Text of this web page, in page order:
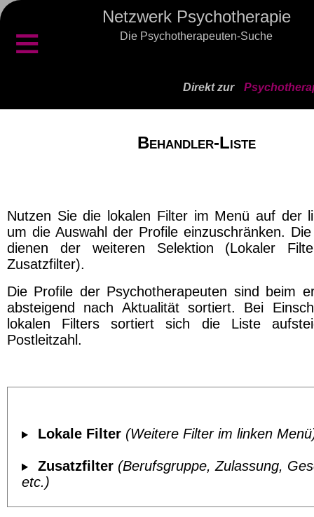
Netzwerk Psychotherapie
Die Psychotherapeuten-Suche
≡
Direkt zur
Behandler-Liste
Nutzen Sie die lokalen Filter im Menü auf der
um die Auswahl der Profile einzuschränken.
dienen der weiteren Selektion (Lokaler
Zusatzfilter).
Die Profile der Psychotherapeuten sind beim
absteigend nach Aktualität sortiert. Bei
lokalen Filters sortiert sich die Liste
Postleitzahl.
Lokale Filter (Weitere Filter im linken
Zusatzfilter (Berufsgruppe, Zulassung,
etc.)